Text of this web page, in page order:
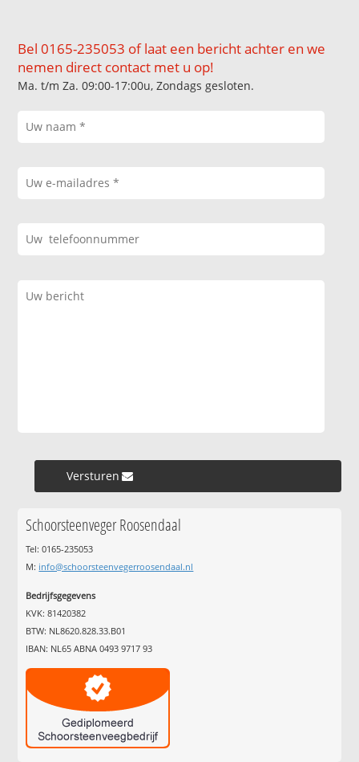
Bel 0165-235053 of laat een bericht achter en we
nemen direct contact met u op!
Ma. t/m Za. 09:00-17:00u, Zondags gesloten.
Versturen »
Schoorsteenveger Roosendaal
Tel: 0165-235053
M: info@schoorsteenvegerroosendaal.nl
Bedrijfsgegevens
KVK: 81420382
BTW: NL8620.828.33.B01
IBAN: NL65 ABNA 0493 9717 93